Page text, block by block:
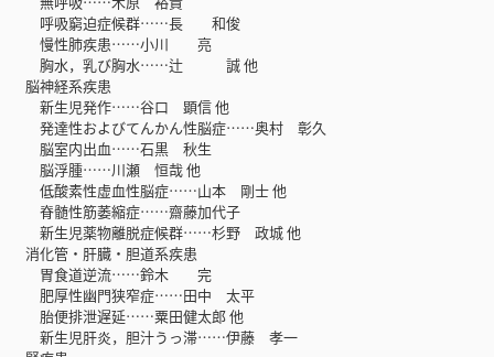
呼吸窮迫症候群……長 和俊
慢性肺疾患……小川 亮
胸水，乳び胸水……辻 誠 他
脳神経系疾患
新生児発作……谷口 顕信 他
発達性およびてんかん性脳症……奥村 彰久
脳室内出血……石黒 秋生
脳浮腫……川瀬 恒哉 他
低酸素性虚血性脳症……山本 剛士 他
脊髄性筋萎縮症……齋藤加代子
新生児薬物離脱症候群……杉野 政城 他
消化管・肝臓・胆道系疾患
胃食道逆流……鈴木 完
肥厚性幽門狭窄症……田中 太平
胎便排泄遅延……粟田健太郎 他
新生児肝炎，胆汁うっ滞……伊藤 孝一